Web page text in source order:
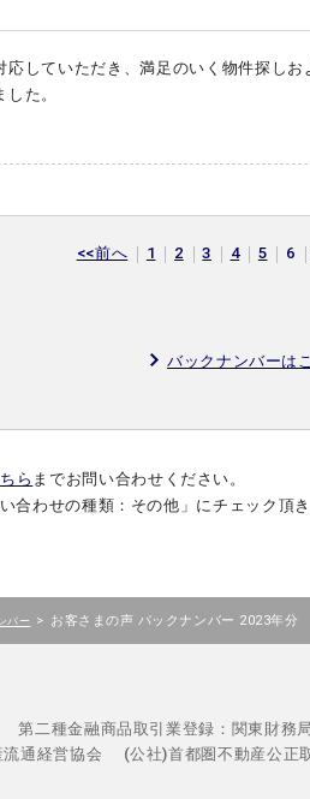
応していただき、満足のいく物件探し
た。
<<前へ 1 2 3 4 5 6
バックナンバーは
ら までお問い合わせください。
合わせの種類：その他」にチェック頂
バー > お客さまの声 バックナンバー 2023年分
第二種金融商品取引業登録：関東財務
流通経営協会
(公社)首都圏不動産公